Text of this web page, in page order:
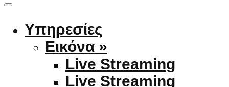
Υπηρεσίες
Εικόνα »
Live Streaming
Live Streaming